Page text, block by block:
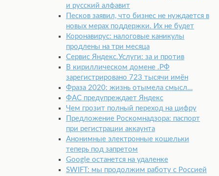
и русский алфавит
Песков заявил, что бизнес не нуждается в
новых мерах поддержки. Их не будет
Коронавирус: налоговые каникулы
продлены на три месяца
Сервис Яндекс.Услуги: за и против
В кириллическом домене .РФ
зарегистрировано 723 тысячи имён
Фраза 2020: жизнь отымела смысл…
ФАС предупреждает Яндекс
Чем грозит полный переход на цифру
Предложение Роскомнадзора: паспорт
при регистрации аккаунта
Анонимные электронные кошельки
теперь под запретом
Google останется на удаленке
SWIFT: мы продолжим работу с Россией